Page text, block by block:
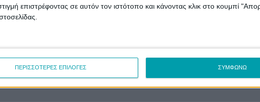
επιστρέφοντας σε αυτόν τον ιστότοπο και κάνοντας κλικ στο κουμπί
ΠΕΡΙΣΣΟΤΕΡΕΣ ΕΠΙΛΟΓΕΣ ΣΥΜΦΩΝΩ
ανάμεσα σε 24 Δήμους της
που παρουσιάζουν
το δημοσίευμα
πως o...